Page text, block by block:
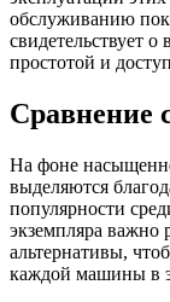
обслуживанию
свидетельствует
простотой и
Сравнение
На фоне
выделяются
популярности
экземпляра важно
альтернативы,
каждой машины в